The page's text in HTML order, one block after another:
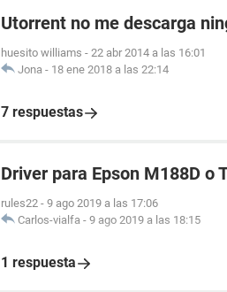
Utorrent no me descarga
huesito williams - 22 abr 2014 a las 16:01
Jona - 18 ene 2018 a las 22:14
7 respuestas
Driver para Epson M188D o
rules22 - 9 ago 2019 a las 17:06
Carlos-vialfa - 9 ago 2019 a las 18:15
1 respuesta